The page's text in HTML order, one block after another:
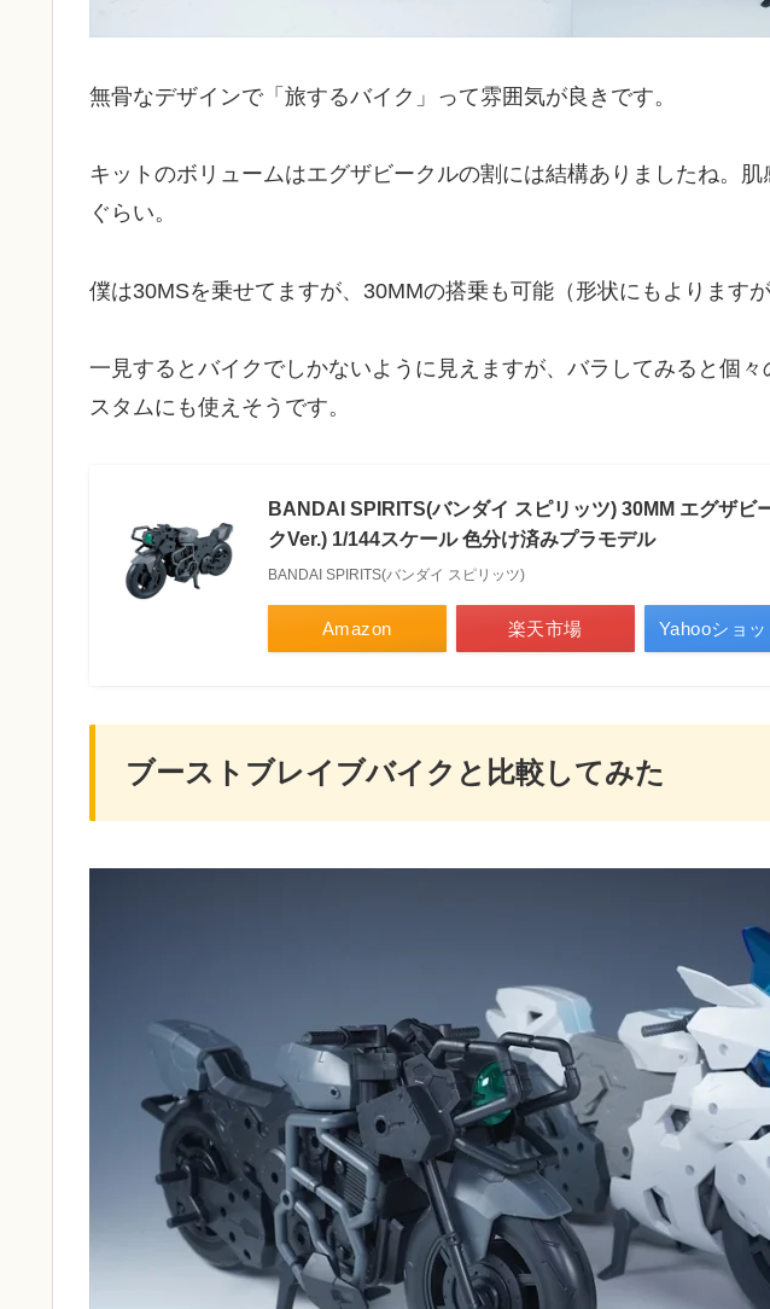
無骨なデザインで「旅するバイク」って雰囲気が良きです。
キットのボリュームはエグザビークルの割には結構ありましたね。
ぐらい。
僕は30MSを乗せてますが、30MMの搭乗も可能（形状にもよりますが
一見するとバイクでしかないように見えますが、バラしてみると個
スタムにも使えそうです。
BANDAI SPIRITS(バンダイ スピリッツ) 30MM エグザビ
クVer.) 1/144スケール 色分け済みプラモデル
BANDAI SPIRITS(バンダイ スピリッツ)
Amazon 楽天市場 Yahooショ
ブーストブレイブバイクと比較してみた